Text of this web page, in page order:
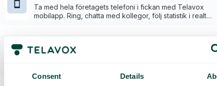
Consent Details
Ta med hela företagets telefoni i fickan med Telavox
mobilapp. Ring, chatta med kollegor, följ statistik i realtid
Windows/MacOS desktop app
kunddialoger på ett ställe och ge teamet ett enklare,